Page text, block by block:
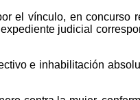
el vínculo, en concurso
judicial
e inhabilitación